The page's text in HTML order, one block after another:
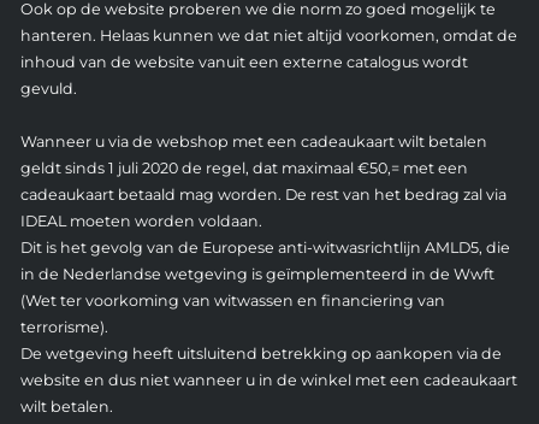
Ook op de website proberen we die norm zo goed mogelijk te
hanteren. Helaas kunnen we dat niet altijd voorkomen, omdat de
inhoud van de website vanuit een externe catalogus wordt
gevuld.
Wanneer u via de webshop met een cadeaukaart wilt betalen
geldt sinds 1 juli 2020 de regel, dat maximaal €50,= met een
cadeaukaart betaald mag worden. De rest van het bedrag zal via
IDEAL moeten worden voldaan.
Dit is het gevolg van de Europese anti-witwasrichtlijn AMLD5, die
in de Nederlandse wetgeving is geïmplementeerd in de Wwft
(Wet ter voorkoming van witwassen en financiering van
terrorisme).
De wetgeving heeft uitsluitend betrekking op aankopen via de
website en dus niet wanneer u in de winkel met een cadeaukaart
wilt betalen.